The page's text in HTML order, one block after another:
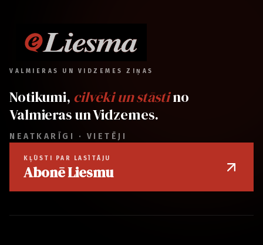
VALMIERAS UN VIDZEMES ZIŅAS
Notikumi, cilvēki un stāstino
Valmieras un Vidzemes.
NEATKARĪGI · VIETĒJI
KĻŪSTI PAR LASĪTĀJU
Abonē Liesmu